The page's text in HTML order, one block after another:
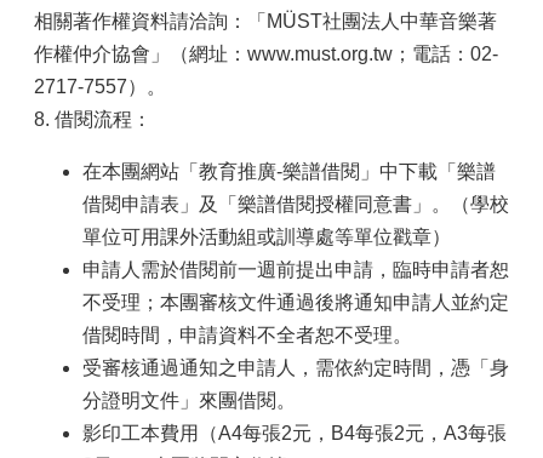
相關著作權資料請洽詢：「MÜST社團法人中華音樂著
作權仲介協會」（網址：www.must.org.tw；電話：02-
2717-7557）。
8. 借閱流程：
在本團網站「教育推廣-樂譜借閱」中下載「樂譜
借閱申請表」及「樂譜借閱授權同意書」。（學校
單位可用課外活動組或訓導處等單位戳章）
申請人需於借閱前一週前提出申請，臨時申請者恕
不受理；本團審核文件通過後將通知申請人並約定
借閱時間，申請資料不全者恕不受理。
受審核通過通知之申請人，需依約定時間，憑「身
分證明文件」來團借閱。
影印工本費用（A4每張2元，B4每張2元，A3每張